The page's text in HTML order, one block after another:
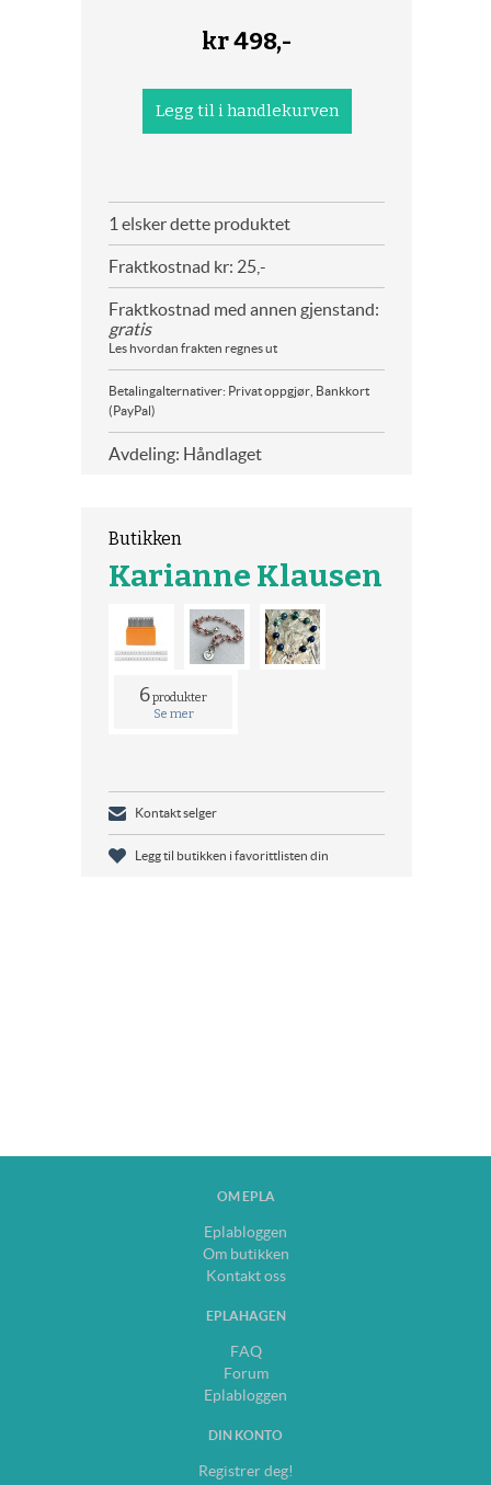
kr498,-
1 elsker dette produktet
Fraktkostnad kr: 25,-
Fraktkostnad med annen gjenstand:
gratis
Les hvordan frakten regnes ut
Betalingalternativer: Privat oppgjør, Bankkort
(PayPal)
Avdeling: Håndlaget
Butikken
Karianne Klausen
6produkter
Se mer
Kontakt selger
Legg til butikken i favorittlisten din
OM EPLA
Eplabloggen
Om butikken
Kontakt oss
EPLAHAGEN
FAQ
Forum
Eplabloggen
DIN KONTO
Registrer deg!